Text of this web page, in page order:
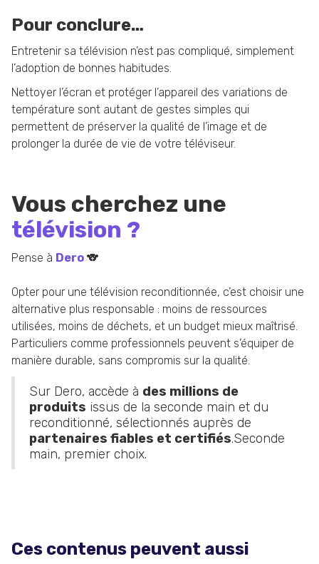
Pour conclure…
Entretenir sa télévision n’est pas compliqué, simplement
l’adoption de bonnes habitudes.
Nettoyer l’écran et protéger l’appareil des variations de
température sont autant de gestes simples qui
permettent de préserver la qualité de l’image et de
prolonger la durée de vie de votre téléviseur.
Vous cherchez une
télévision ?
Pense à Dero 🐨
Opter pour une télévision reconditionnée, c’est choisir une
alternative plus responsable : moins de ressources
utilisées, moins de déchets, et un budget mieux maîtrisé.
Particuliers comme professionnels peuvent s’équiper de
manière durable, sans compromis sur la qualité.
Sur Dero, accède à des millions de
produits issus de la seconde main et du
reconditionné, sélectionnés auprès de
partenaires fiables et certifiés.Seconde
main, premier choix.
Ces contenus peuvent aussi